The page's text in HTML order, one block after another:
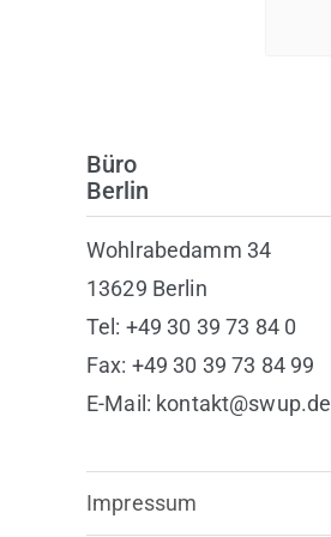
Büro
Berlin
Wohlrabedamm 34
13629 Berlin
Tel: +49 30 39 73 84 0
Fax: +49 30 39 73 84 99
E-Mail: kontakt@swup.de
Impressum